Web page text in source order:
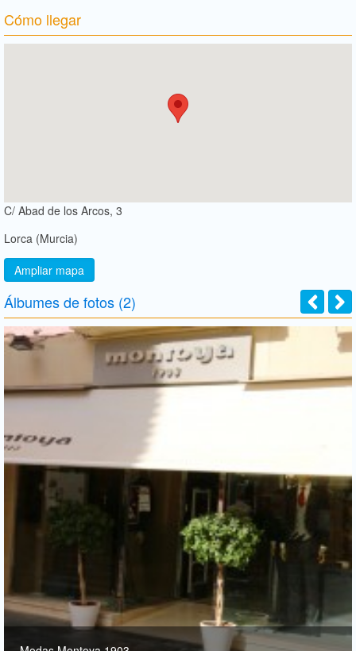
Cómo llegar
C/ Abad de los Arcos, 3
Lorca (Murcia)
Ampliar mapa
Álbumes de fotos (2)